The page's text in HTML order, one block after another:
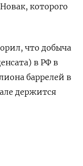
которого
что добыча
в РФ в
баррелей в
держится